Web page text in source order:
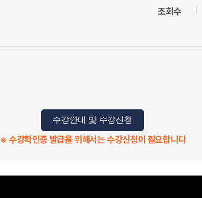
조회수
수강안내 및 수강신청
※ 수강확인증 발급을 위해서는 수강신청이 필요합니다